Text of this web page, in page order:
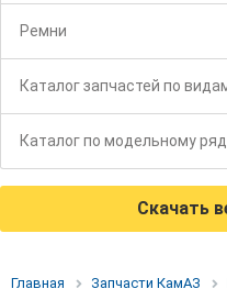
Ремни
Каталог запчастей по
Каталог по модельному
Скачать
Главная Запчасти КамАЗ